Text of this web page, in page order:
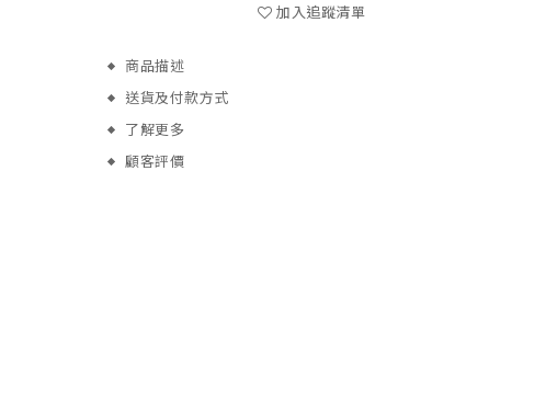
加入追蹤清單
商品描述
送貨及付款方式
了解更多
顧客評價